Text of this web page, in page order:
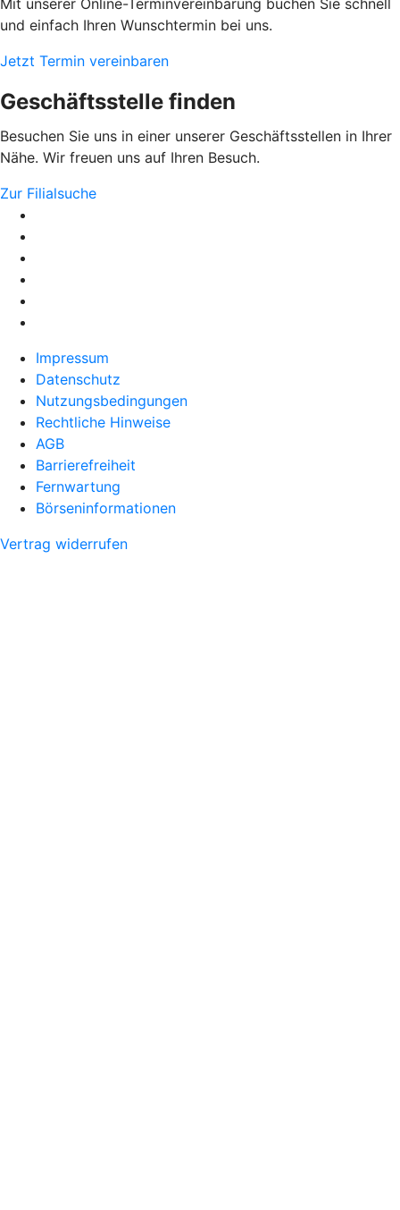
Mit unserer Online-Terminvereinbarung buchen Sie schnell
und einfach Ihren Wunschtermin bei uns.
Jetzt Termin vereinbaren
Geschäftsstelle finden
Besuchen Sie uns in einer unserer Geschäftsstellen in Ihrer
Nähe. Wir freuen uns auf Ihren Besuch.
Zur Filialsuche
Impressum
Datenschutz
Nutzungsbedingungen
Rechtliche Hinweise
AGB
Barrierefreiheit
Fernwartung
Börseninformationen
Vertrag widerrufen